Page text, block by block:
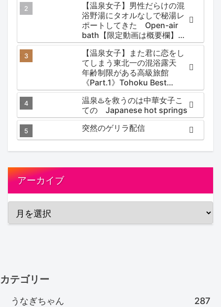
【温泉女子】男性だらけの混
浴野湯にタオルなしで秘湯レ
ポートしてきた Open-air
bath【限定動画は概要欄】尻
焼温泉郷 川の湯
【温泉女子】また君に恋をし
てしまう東北一の混浴露天
年齢制限がある高級旅館
《Part.1》Tohoku Best
Secret hotspring #japan
#koteno
温泉♨️を救うのは中華女子こ
ての Japanese hot springs
突然のゲリラ配信
アーカイブ
カテゴリー
うなぎちゃん 287